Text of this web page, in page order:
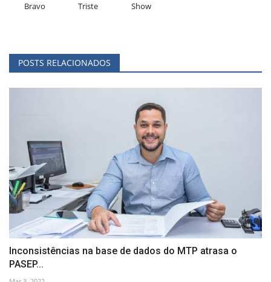
Bravo Triste Show
POSTS RELACIONADOS
Inconsistências na base de dados do MTP atrasa o
PASEP...